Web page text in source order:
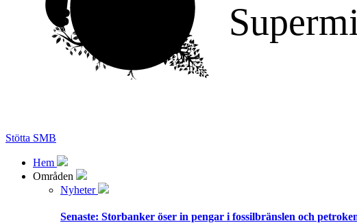
Stötta SMB
Hem
Områden
Nyheter
Senaste: Storbanker öser in pengar i fossilbränslen och